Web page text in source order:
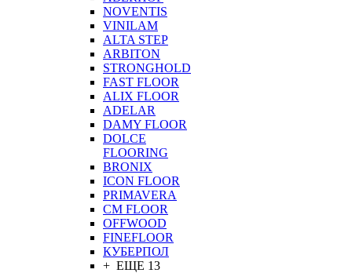
NOVENTIS
VINILAM
ALTA STEP
ARBITON
STRONGHOLD
FAST FLOOR
ALIX FLOOR
ADELAR
DAMY FLOOR
DOLCE
FLOORING
BRONIX
ICON FLOOR
PRIMAVERA
CM FLOOR
OFFWOOD
FINEFLOOR
КУБЕРПОЛ
+ ЕЩЕ 13